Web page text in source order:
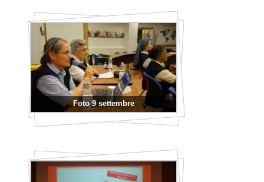
Foto 9 settembre